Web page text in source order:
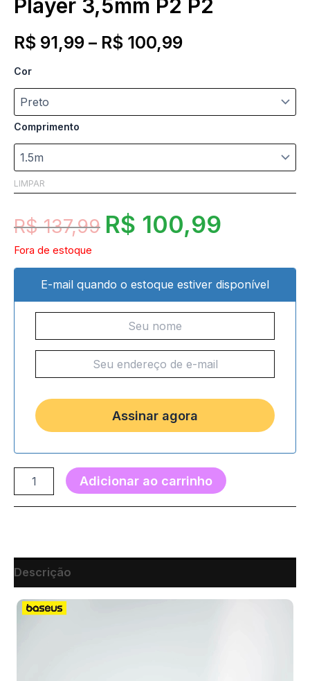
Player 3,5mm P2 P2
R$ 91,99 – R$ 100,99
Cor
Comprimento
LIMPAR
R$137,99 R$ 100,99
Fora de estoque
E-mail quando o estoque estiver disponível
Adicionar ao carrinho
Descrição